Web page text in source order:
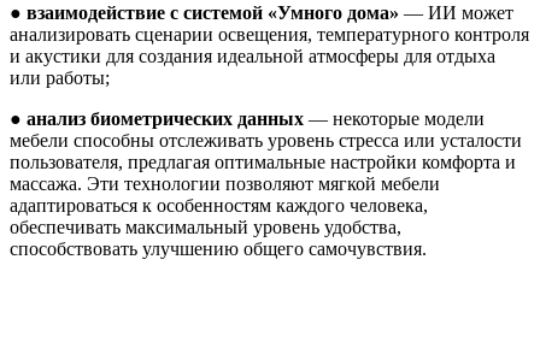
● взаимодействие с системой «Умного дома» — ИИ может
анализировать сценарии освещения, температурного контроля
и акустики для создания идеальной атмосферы для отдыха
или работы;
● анализ биометрических данных — некоторые модели
мебели способны отслеживать уровень стресса или усталости
пользователя, предлагая оптимальные настройки комфорта и
массажа. Эти технологии позволяют мягкой мебели
адаптироваться к особенностям каждого человека,
обеспечивать максимальный уровень удобства,
способствовать улучшению общего самочувствия.